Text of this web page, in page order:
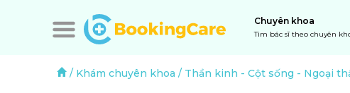
Chuyên khoa
Tìm bác sĩ theo chuyên
/ Khám chuyên khoa / Thần kinh - Cột sống - Ngoại